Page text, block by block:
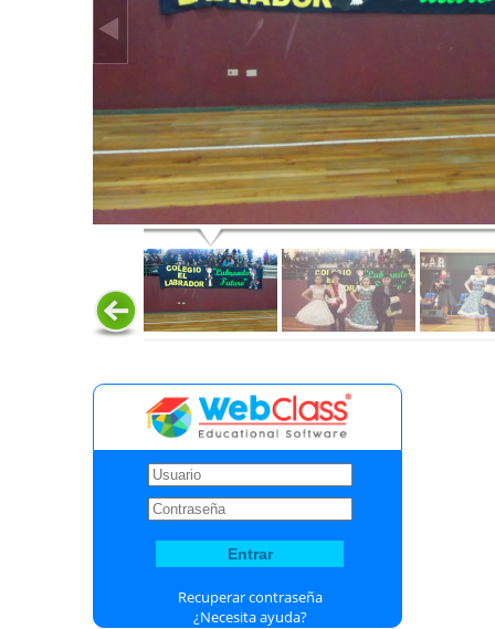
Recuperar contraseña
¿Necesita ayuda?